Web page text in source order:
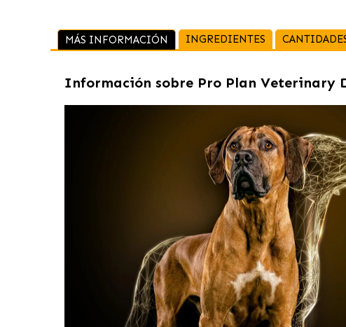
MÁS INFORMACIÓN INGREDIENTES
Información sobre Pro Plan Veterinary